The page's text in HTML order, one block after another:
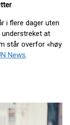
i flere dager uten
understreket at
står overfor «høy
News.